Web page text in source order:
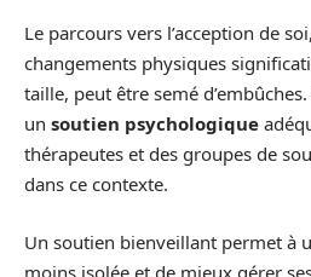
Le parcours vers l’acception de
changements physiques
taille, peut être semé
un soutien psychologique
thérapeutes et des groupes de
dans ce contexte.
Un soutien bienveillant permet à
moins isolée et de mieux gérer